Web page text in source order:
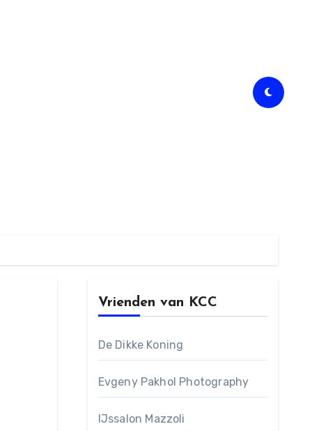
Vrienden van KCC
De Dikke Koning
Evgeny Pakhol Photography
IJssalon Mazzoli